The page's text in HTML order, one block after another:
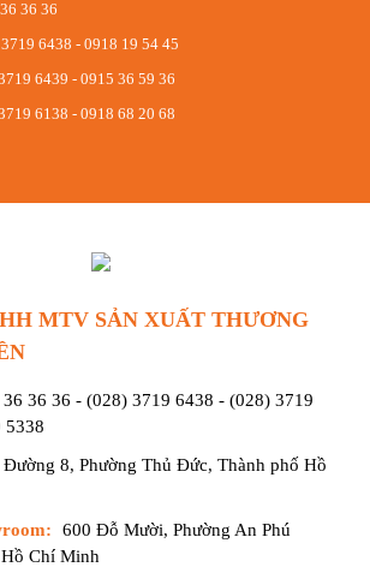
36 36
6438 - 0918 19 54 45
6439 - 0915 36 59 36
6138 - 0918 68 20 68
MTV SẢN XUẤT THƯƠNG
36 36 - (028) 3719 6438 - (028) 3719
5338
Đường 8, Phường Thủ Đức, Thành phố Hồ
600 Đỗ Mười, Phường An Phú
Chí Minh